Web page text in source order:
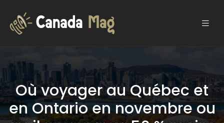
Où voyager au Québec et
en Ontario en novembre ou